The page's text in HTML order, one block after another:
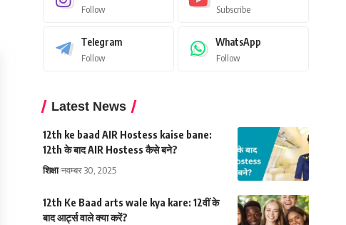
Follow Subscribe
Telegram
Follow
WhatsApp
Follow
Latest News
12th ke baad AIR Hostess kaise bane:
12th के बाद AIR Hostess कैसे बने?
शिक्षा नवम्बर 30, 2025
12th Ke Baad arts wale kya kare: 12वीं के
बाद आर्ट्स वाले क्या करें?